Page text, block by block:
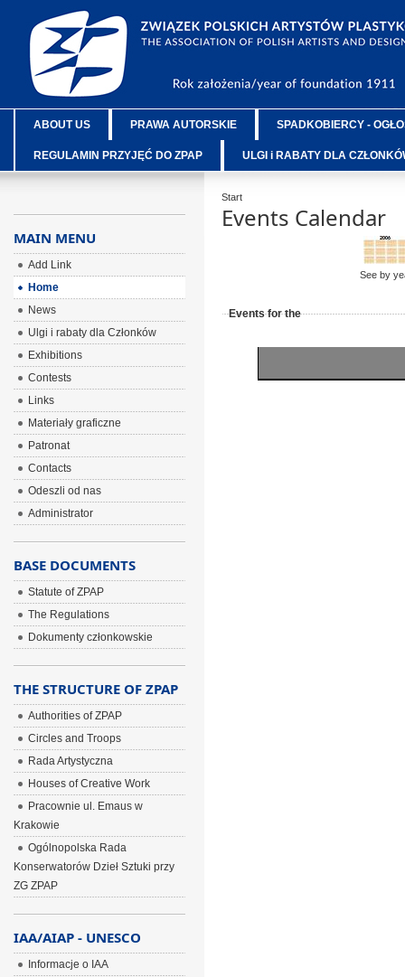
ABOUT US PRAWA AUTORSKIE SPADKOBIERCY -
REGULAMIN PRZYJĘĆ DO ZPAP ULGI i RABATY DLA
Start
Events Calendar
See by
Events for the
MAIN MENU
Add Link
Home
News
Ulgi i rabaty dla Członków
Exhibitions
Contests
Links
Materiały graficzne
Patronat
Contacts
Odeszli od nas
Administrator
BASE DOCUMENTS
Statute of ZPAP
The Regulations
Dokumenty członkowskie
THE STRUCTURE OF ZPAP
Authorities of ZPAP
Circles and Troops
Rada Artystyczna
Houses of Creative Work
Pracownie ul. Emaus w
Krakowie
Ogólnopolska Rada
Konserwatorów Dzieł Sztuki przy
ZG ZPAP
IAA/AIAP - UNESCO
Informacje o IAA